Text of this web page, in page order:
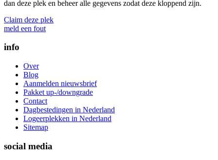
dan deze plek en beheer alle gegevens zodat deze kloppend zijn.
Claim deze plek
meld een fout
info
Over
Blog
Aanmelden nieuwsbrief
Pakket up-/downgrade
Contact
Dagbestedingen in Nederland
Logeerplekken in Nederland
Sitemap
social media